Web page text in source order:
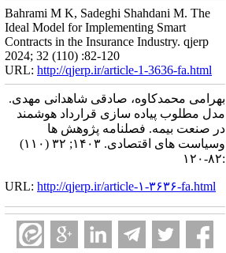
Bahrami M K, Sadeghi Shahdani M. The
Ideal Model for Implementing Smart
Contracts in the Insurance Industry. qjerp
2024; 32 (110) :82-120
URL: http://qjerp.ir/article-1-3636-fa.html
بهرامی محمدکاوه، صادقی شاهدانی مهدی.
مدل مطلوب پیاده سازی قرارداد هوشمند
در صنعت بیمه. فصلنامه پژوهش ها
وسیاست های اقتصادی. ۱۴۰۳; ۳۲ (۱۱۰)
:۸۲-۱۲۰
URL: http://qjerp.ir/article-۱-۳۶۳۶-fa.html